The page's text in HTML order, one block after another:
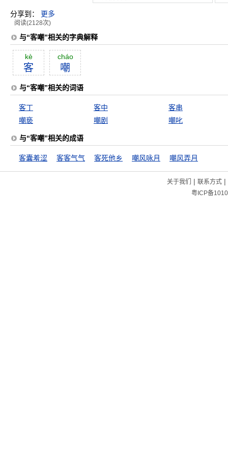
分享到： 更多
阅读(2128次)
与“客嘲”相关的字典解释
kè
客
cháo
嘲
与“客嘲”相关的词语
客丁 客中
客串
嘲亵
嘲剧 嘲叱
与“客嘲”相关的成语
客囊羞涩 客客气气 客死他乡 嘲风咏月 嘲风弄月
关于我们 | 联系方式|
粤ICP备